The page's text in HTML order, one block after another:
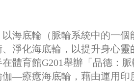
海底輪（脈輪系統中的一個
淨化海底輪，以提升身心靈
體育館G201舉辦「品德：
—療癒海底輪，藉由運用印